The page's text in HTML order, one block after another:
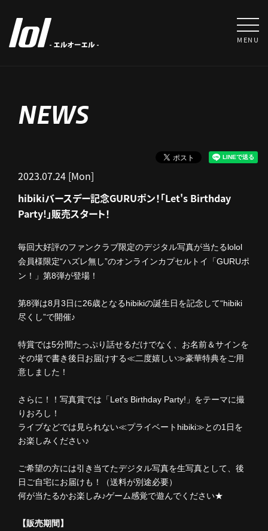
MENU
NEWS
2023.07.24 [Mon]
hibikiバースデー記念GURUポン！「Let's Birthday
Party!」販売スタート！
毎回大好評のファンクラブ限定のデジタル写真が当たるlolol
会員様限定“ハズレ無し”のオンラインカプセルトイ「GURUポ
ン！」第8弾が登場！
第8弾は8月3日に26歳となるhibikiの誕生日を記念して“hibiki
尽くし”で開催♪
特賞では5分間たっぷり話せるだけでなく、お名前＆サインを
その場で書き後日お届けする≪二度嬉しい≫豪華特典をご用
意しました！
さらに！！写真賞では「Let's Birthday Party!」をテーマに撮
りおろし！
ライブなどでは見られない≪プライベートhibiki≫との1日を
お楽しみください♪
ご希望の方には引き当てたデジタル写真を生写真として、後
日ご自宅にお届けも！（送料が別途必要）
何が当たるかお楽しみ♪ゲーム感覚で遊んでください★
【販売期間】